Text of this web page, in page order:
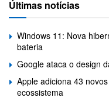
Últimas notícias
Windows 11: Nova
bateria
Google ataca o design
Apple adiciona 43
ecossistema